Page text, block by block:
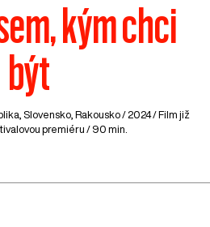
kým chci
být
Slovensko, Rakousko/ 2024 / Film již
premiéru / 90 min.